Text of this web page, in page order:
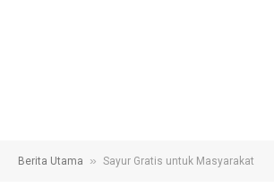
Berita Utama » Sayur Gratis untuk Masyarakat